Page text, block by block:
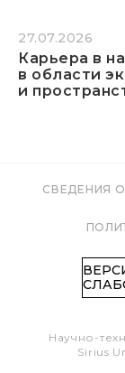
27.07.2026
Карьера в
в области
и
СВЕДЕНИЯ
Научно-
Sirius